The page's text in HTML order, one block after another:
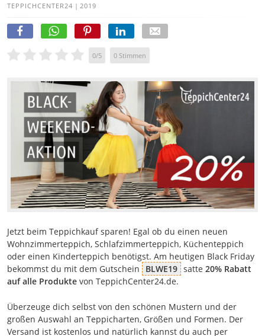
TEPPICHCENTER24 | 2019
0/5 0 Stimmen
Jetzt beim Teppichkauf sparen! Egal ob du einen neuen
Wohnzimmerteppich, Schlafzimmerteppich, Küchenteppich
oder einen Kinderteppich benötigst. Am heutigen Black Friday
bekommst du mit dem Gutschein
BLWE19 satte 20% Rabatt
auf alle Produkte von TeppichCenter24.de.
Überzeuge dich selbst von den schönen Mustern und der
großen Auswahl an Teppicharten, Größen und Formen. Der
Versand ist kostenlos und natürlich kannst du auch per